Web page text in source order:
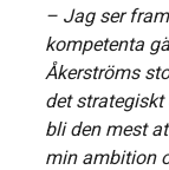
– Jag ser
kompetenta
Åkerströms
det
bli den mest
min ambition